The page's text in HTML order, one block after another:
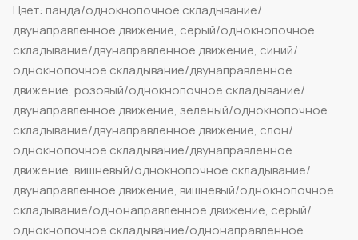
Цвет: панда/однокнопочное складывание/
двунаправленное движение, серый/однокнопочное
складывание/двунаправленное движение, синий/
однокнопочное складывание/двунаправленное
движение, розовый/однокнопочное складывание/
двунаправленное движение, зеленый/однокнопочное
складывание/двунаправленное движение, слон/
однокнопочное складывание/двунаправленное
движение, вишневый/однокнопочное складывание/
двунаправленное движение, вишневый/однокнопочное
складывание/однонаправленное движение, серый/
однокнопочное складывание/однонаправленное